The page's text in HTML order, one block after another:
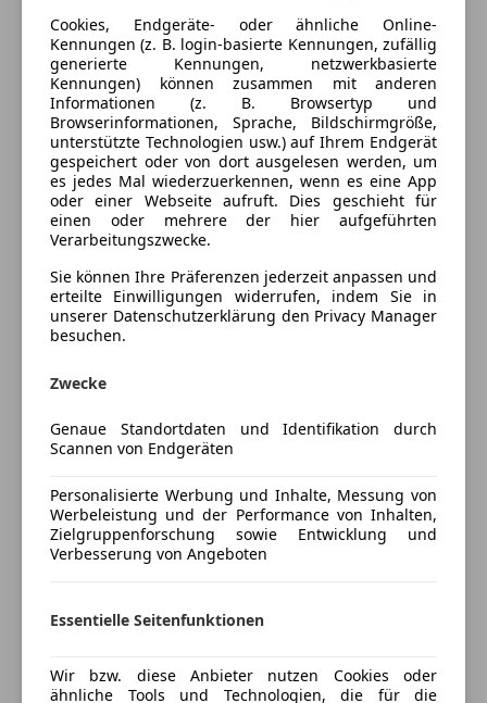
Elektrische Fensterheber
Elektrische Heckklappe
Elektrische Seitenspiegel
Head-up display
Lederlenkrad
Lichtsensor
Lordosenstütze
Multifunktionslenkrad
Navigationssystem
Regensensor
Sitzheizung
Start/Stop-Automatik
Tempomat
Unterhaltung/Media
Bluetooth
Bordcomputer
Freisprecheinrichtung
Induktionsladen für Smartphones
Radio
Sicherheit
Abstandswarner
Farbe der
Innenausstattung
Sonstige
Innenausstattung Stoff
Fahrzeugbeschreibung
Sitzbezug
Stoff Grid Anthrazit
E-Mobilität
eDrive Dienste (laufzeitgebundener Dienst)
Haushaltssteckdosen
Editionen und Pakete
Außenspiegel-Paket
ConnectedDrive Services (laufzeitgebundener
Dienst)
Modell Advantage
Antrieb, Fahrwerk
Performance Control
Mehr anzeigen
Preisbewertung
Mehr anzeigen
Versicherung
Cookies, Endgeräte- oder ähnliche Online-
Kennungen (z. B. login-basierte Kennungen, zufällig
generierte Kennungen, netzwerkbasierte
Kennungen) können zusammen mit anderen
Informationen (z. B. Browsertyp und
Browserinformationen, Sprache, Bildschirmgröße,
unterstützte Technologien usw.) auf Ihrem Endgerät
gespeichert oder von dort ausgelesen werden, um
es jedes Mal wiederzuerkennen, wenn es eine App
oder einer Webseite aufruft. Dies geschieht für
einen oder mehrere der hier aufgeführten
Verarbeitungszwecke.
Sie können Ihre Präferenzen jederzeit anpassen und
erteilte Einwilligungen widerrufen, indem Sie in
unserer Datenschutzerklärung den Privacy Manager
besuchen.
Zwecke
Genaue Standortdaten und Identifikation durch
Scannen von Endgeräten
Personalisierte Werbung und Inhalte, Messung von
Werbeleistung und der Performance von Inhalten,
Zielgruppenforschung sowie Entwicklung und
Verbesserung von Angeboten
Essentielle Seitenfunktionen
Wir bzw. diese Anbieter nutzen Cookies oder
ähnliche Tools und Technologien, die für die